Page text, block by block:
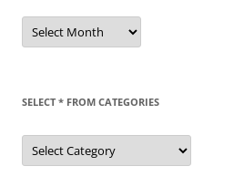
/dev/st
SELECT * FROM CATEGORIES
SELECT
FROM